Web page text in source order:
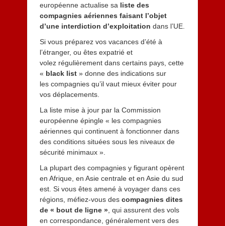
européenne actualise sa liste des
compagnies aériennes faisant l’objet
d’une interdiction d’exploitation dans l’UE.
Si vous préparez vos vacances d’été à
l’étranger, ou êtes expatrié et
volez régulièrement dans certains pays, cette
« black list» donne des indications sur
les compagnies qu’il vaut mieux éviter pour
vos déplacements.
La liste mise à jour par la Commission
européenne épingle « les compagnies
aériennes qui continuent à fonctionner dans
des conditions situées sous les niveaux de
sécurité minimaux ».
La plupart des compagnies y figurant opèrent
en Afrique, en Asie centrale et en Asie du sud
est. Si vous êtes amené à voyager dans ces
régions, méfiez-vous des compagnies dites
de « bout de ligne », qui assurent des vols
en correspondance, généralement vers des